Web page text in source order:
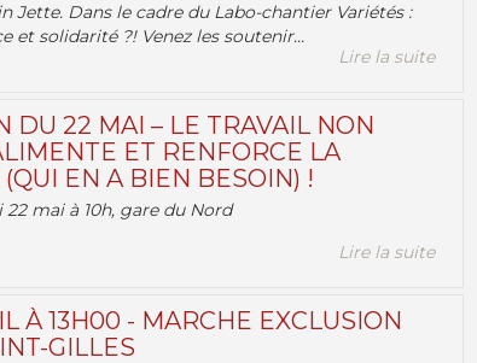
Jette. Dans le cadre du Labo-chantier Variétés :
et solidarité ?! Venez les soutenir...
Lire la suite
DU 22 MAI – LE TRAVAIL NON
ET RENFORCE LA
EN A BIEN BESOIN) !
22 mai à 10h, gare du Nord
Lire la suite
À 13H00 - MARCHE EXCLUSION
GILLES